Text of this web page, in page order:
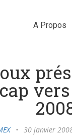
A Propos
• 30 janvier